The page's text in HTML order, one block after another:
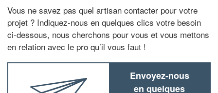
Vous ne savez pas quel artisan contacter pour votre
projet ? Indiquez-nous en quelques clics votre besoin
ci-dessous, nous cherchons pour vous et vous mettons
en relation avec le pro qu’il vous faut !
Envoyez-nous
en quelques